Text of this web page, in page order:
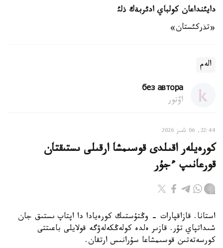
دايئنداعان كولباي ادئربةك ذلئ
«تذركئستان»
الەم
без автора
اۆتور
22:44, 06 تامىز 2026
كورەيلەر اقىلدى قوسىمشا ارقىلى ىستىقتان
قورعانىپ ءجۇر
استانا. قازاقپارات - وڭتۇستىك كورەيادا دا اپتاپ ىستىق جان
شىداتپاي تۇر. قازىر ەلدە كولەڭكەلەۋگە قولايلى باعىتتى
كورسەتەتىن قوسىمشاعا سۇرانىس ارتقان.